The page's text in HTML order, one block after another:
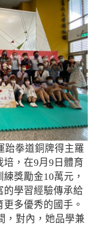
跆拳道銅牌得主羅
培，在9月9日體育
獎勵金10萬元，
的學習經驗傳承給
多優秀的國手。
對內，她品學兼